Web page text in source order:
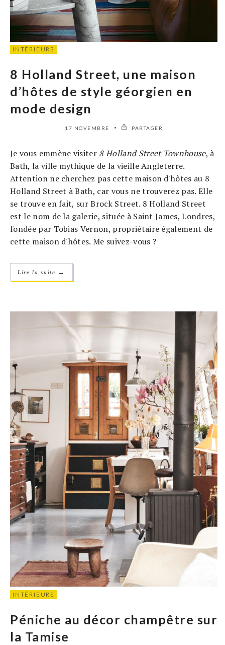
INTÉRIEURS
8 Holland Street, une maison
d’hôtes de style géorgien en
mode design
17 NOVEMBRE PARTAGER
Je vous emmène visiter 8 Holland Street Townhouse, à
Bath, la ville mythique de la vieille Angleterre.
Attention ne cherchez pas cette maison d'hôtes au 8
Holland Street à Bath, car vous ne trouverez pas. Elle
se trouve en fait, sur Brock Street. 8 Holland Street
est le nom de la galerie, située à Saint James, Londres,
fondée par Tobias Vernon, propriétaire également de
cette maison d'hôtes. Me suivez-vous ?
Lire la suite →
INTÉRIEURS
Péniche au décor champêtre sur
la Tamise